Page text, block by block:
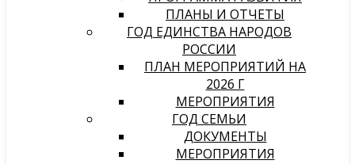
ПЛАНЫ И ОТЧЕТЫ
ГОД ЕДИНСТВА НАРОДОВ
РОССИИ
ПЛАН МЕРОПРИЯТИЙ НА
2026 Г
МЕРОПРИЯТИЯ
ГОД СЕМЬИ
ДОКУМЕНТЫ
МЕРОПРИЯТИЯ